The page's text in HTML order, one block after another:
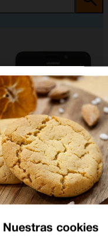
Nuestras cookies